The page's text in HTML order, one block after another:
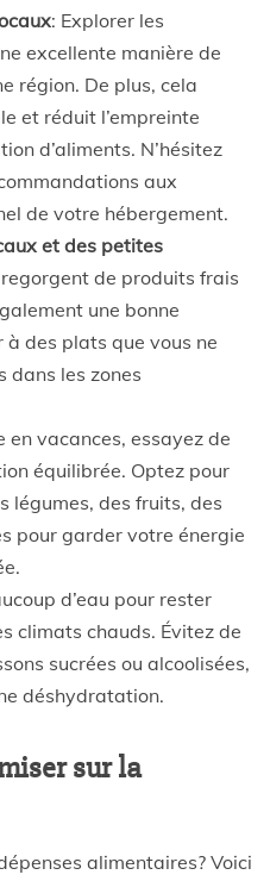
: Explorer les
excellente manière de
région. De plus, cela
et réduit l’empreinte
d’aliments. N’hésitez
aux
de votre hébergement.
et des petites
de produits frais
une bonne
des plats que vous ne
dans les zones
en vacances, essayez de
équilibrée. Optez pour
légumes, des fruits, des
pour garder votre énergie
d’eau pour rester
climats chauds. Évitez de
sucrées ou alcoolisées,
déshydratation.
sur la
alimentaires? Voici